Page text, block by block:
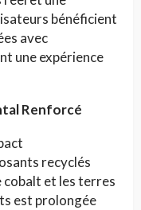
bénéficient
avec
une expérience
Renforcé
recyclés
cobalt et les terres
est prolongée